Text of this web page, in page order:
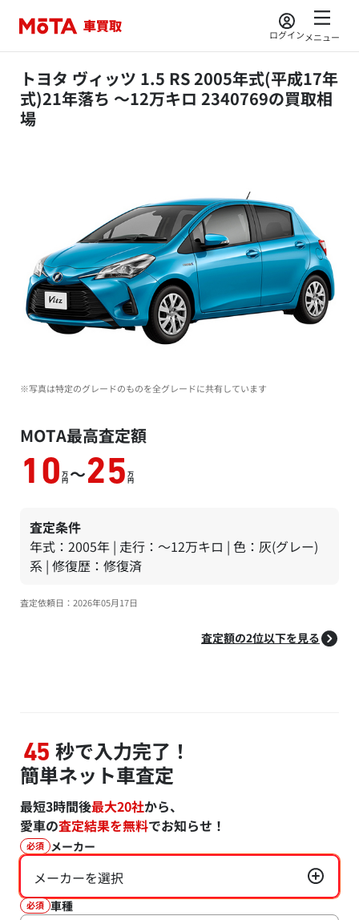
ログインメニュー
トヨタ ヴィッツ 1.5 RS 2005年式(平成17年
式)21年落ち ～12万キロ 2340769の買取相
場
※写真は特定のグレードのものを全グレードに共有しています
MOTA最高査定額
10 万
円 ～25 万
円
査定条件
年式：2005年 | 走行：～12万キロ | 色：灰(グレー)
系 | 修復歴：修復済
査定依頼日：2026年05月17日
査定額の2位以下を見る
45 秒で入力完了！
簡単ネット車査定
最短3時間後最大20社から、
愛車の査定結果を無料でお知らせ！
必須 メーカー
メーカーを選択
必須 車種